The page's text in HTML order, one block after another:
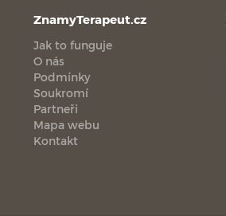
ZnamyTerapeut.cz
Jak to funguje
O nás
Podmínky
Soukromí
Partneři
Mapa webu
Kontakt